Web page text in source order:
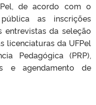
de acordo com o
as inscrições
entrevistas da seleção
licenciaturas da UFPel
Pedagógica (PRP),
e agendamento de